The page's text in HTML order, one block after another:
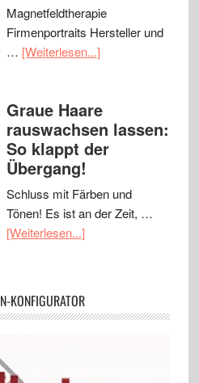
Magnetfeldtherapie
Firmenportraits Hersteller und
… [Weiterlesen...]
Graue Haare
rauswachsen lassen:
So klappt der
Übergang!
Schluss mit Färben und
Tönen! Es ist an der Zeit, …
[Weiterlesen...]
KONFIGURATOR